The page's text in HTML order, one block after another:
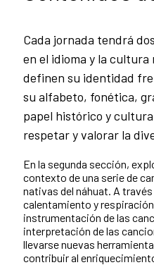
Cada jornada tendrá
en el idioma y la
definen su identidad
su alfabeto, fonética,
papel histórico y
respetar y valorar la
En la segunda sección,
contexto de una serie de
nativas del náhuat. A
calentamiento y
instrumentación de las
interpretación de las
llevarse nuevas
contribuir al